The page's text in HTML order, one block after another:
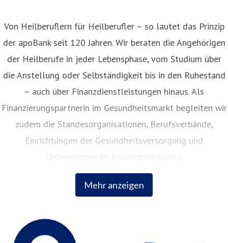
Mehr anzeigen
Von Heilberuflern für Heilberufler – so lautet das Prinzip
der apoBank seit 120 Jahren. Wir beraten die Angehörigen
der Heilberufe in jeder Lebensphase, vom Studium über
die Anstellung oder Selbständigkeit bis in den Ruhestand
– auch über Finanzdienstleistungen hinaus. Als
Finanzierungspartnerin im Gesundheitsmarkt begleiten wir
zudem die Standesorganisationen, Berufsverbände,
Einrichtungen der Gesundheitsversorgung und
Unternehmen im Gesundheitsmarkt.